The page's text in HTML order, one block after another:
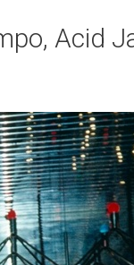
Acid